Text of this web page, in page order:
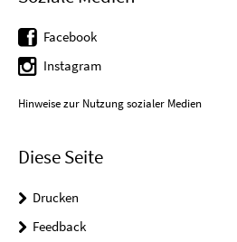
Facebook
Instagram
Hinweise zur Nutzung sozialer Medien
Diese Seite
Drucken
Feedback